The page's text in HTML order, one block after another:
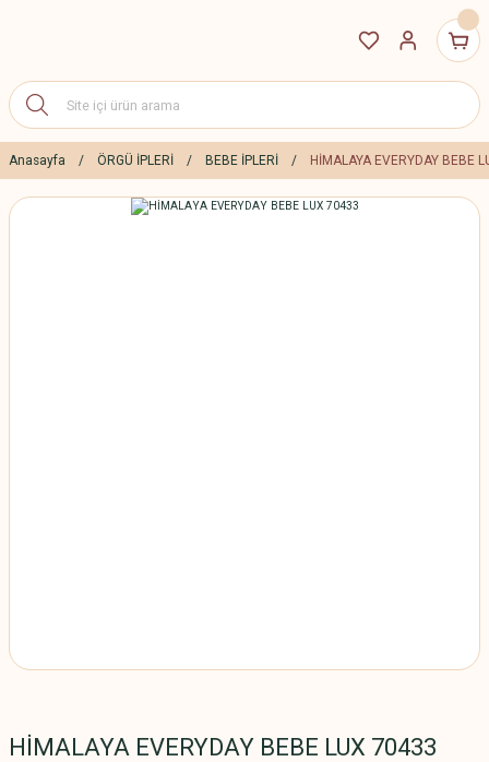
Anasayfa ÖRGÜ İPLERİ BEBE İPLERİ HİMALAYA EVERYDAY BEBE
HİMALAYA EVERYDAY BEBE LUX 70433